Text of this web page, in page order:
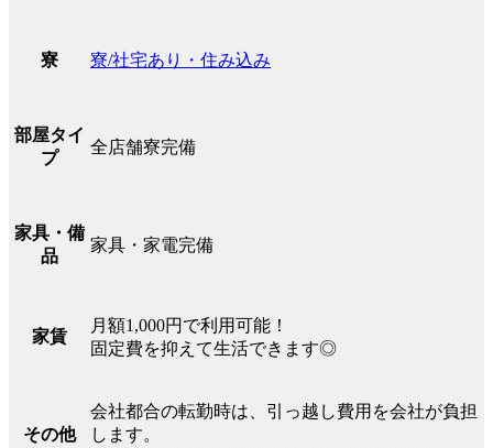
寮 寮/社宅あり・住み込み
部屋タイ
プ
全店舗寮完備
家具・備
品
家具・家電完備
家賃
月額1,000円で利用可能！
固定費を抑えて生活できます◎
その他
会社都合の転勤時は、引っ越し費用を会社が負担
します。